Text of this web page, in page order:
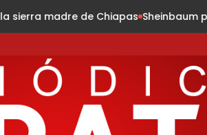
Sheinbaum presenta la Jornada